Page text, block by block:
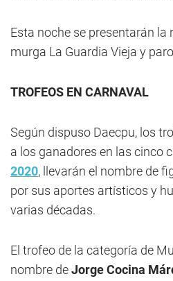
Esta noche se presentarán la
murga La Guardia Vieja y
TROFEOS EN CARNAVAL
Según dispuso Daecpu, los
a los ganadores en las cinco
2020, llevarán el nombre de
por sus aportes artísticos y
varias décadas.
El trofeo de la categoría de
nombre deJorge Cocina